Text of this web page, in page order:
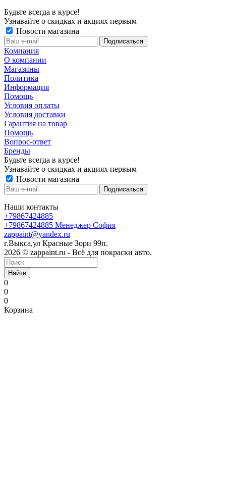
Будьте всегда в курсе!
Узнавайте о скидках и акциях первым
Новости магазина
Компания
О компании
Магазины
Политика
Информация
Помощь
Условия оплаты
Условия доставки
Гарантия на товар
Помощь
Вопрос-ответ
Бренды
Будьте всегда в курсе!
Узнавайте о скидках и акциях первым
Новости магазина
Наши контакты
+79867424885
+79867424885 Менеджер София
zappaint@yandex.ru
г.Выкса,ул Красные Зори 99п.
2026 © zappaint.ru - Всё для покраски авто.
Найти
0
0
0
Корзина